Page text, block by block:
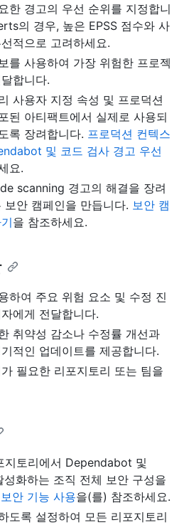
한 경고의 우선 순위를 지정합니
의 경우, 높은 EPSS 점수와 사
적으로 고려하세요.
를 사용하여 가장 위험한 프로젝
합니다.
사용자 지정 속성 및 프로덕션
된 아티팩트에서 실제로 사용되
록 장려합니다. 프로덕션 컨텍스
및 코드 검사 경고 우선
요.
scanning 경고의 해결을 장려
안 캠페인을 만듭니다. 보안 캠
을 참조하세요.
하여 주요 위험 요소 및 수정 진
에게 전달합니다.
취약성 감소나 수정률 개선과
적인 업데이트를 제공합니다.
필요한 리포지토리 또는 팀을
지토리에서 Dependabot 및
화하는 조직 전체 보안 구성을
안 기능 사용을(를) 참조하세요.
도록 설정하여 모든 리포지토리